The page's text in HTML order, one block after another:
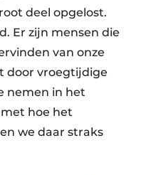
deel opgelost.
Er zijn mensen die
van onze
door vroegtijdige
nemen in het
hoe het
we daar straks